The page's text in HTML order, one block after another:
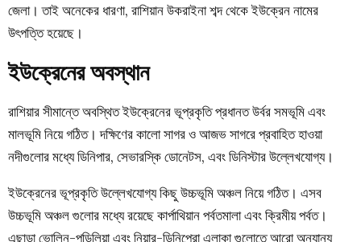
জেলা। তাই অনেকের ধারণা, রাশিয়ান উকরাইনা শব্দ থেকে ইউক্রেন নামের
উৎপত্তি হয়েছে।
ইউক্রেনের অবস্থান
রাশিয়ার সীমান্তে অবস্থিত ইউক্রেনের ভূপ্রকৃতি প্রধানত উর্বর সমভূমি এবং
মালভূমি নিয়ে গঠিত। দক্ষিণের কালো সাগর ও আজভ সাগরে প্রবাহিত হাওয়া
নদীগুলোর মধ্যে ডিনিপার, সেভারস্কি ডোনেটস, এবং ডিনিস্টার উল্লেখযোগ্য।
ইউক্রেনের ভূপ্রকৃতি উল্লেখযোগ্য কিছু উচ্চভূমি অঞ্চল নিয়ে গঠিত। এসব
উচ্চভূমি অঞ্চল গুলোর মধ্যে রয়েছে কার্পাথিয়ান পর্বতমালা এবং ক্রিমীয় পর্বত।
এছাড়া ভোলিন-পডিলিয়া এবং নিয়ার-ডিনিপ্রো এলাকা গুলোতে আরো অন্যান্য